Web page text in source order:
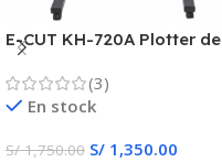
E-CUT KH-720A Plotter de
(3)
En stock
S/1,750.00 S/ 1,350.00